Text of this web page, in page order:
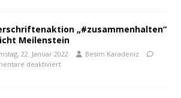
„#zusammenhalten“
Meilenstein
22. Januar 2022
Besim Karadeniz
deaktiviert